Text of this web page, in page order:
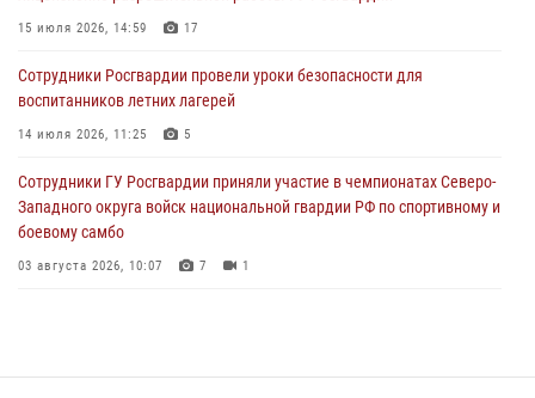
05 августа 2026, 12:25 2
Петербургские росгвардейцы обнаружили объявленный в розыск
автомобиль, ранее использовавшийся при совершении кражи в
Ленобласти
15 июля 2026, 14:59 17
Сотрудники Росгвардии провели уроки безопасности для
воспитанников летних лагерей
14 июля 2026, 11:25 5
Сотрудники ГУ Росгвардии приняли участие в чемпионатах Северо-
Западного округа войск национальной гвардии РФ по спортивному и
боевому самбо
03 августа 2026, 10:07 7 1